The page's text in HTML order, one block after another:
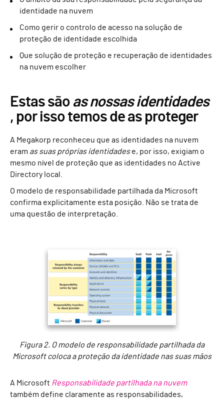
identidade na nuvem
Como gerir o controlo de acesso na solução de
proteção de identidade escolhida
Que solução de proteção e recuperação de identidades
na nuvem escolher
Estas são as nossas identidades
, por isso temos de as proteger
A Megakorp reconheceu que as identidades na nuvem
eram as suas próprias identidadese, por isso, exigiam o
mesmo nível de proteção que as identidades no Active
Directory local.
O modelo de responsabilidade partilhada da Microsoft
confirma explicitamente esta posição. Não se trata de
uma questão de interpretação.
Figura 2. O modelo de responsabilidade partilhada da
Microsoft coloca a proteção da identidade nas suas mãos
A Microsoft Responsabilidade partilhada na nuvem
também define claramente as responsabilidades,